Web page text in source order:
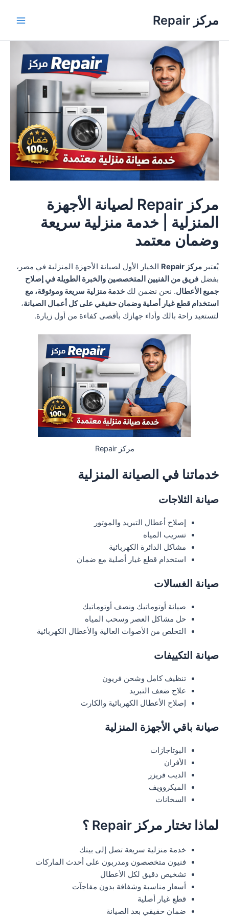
المحتوى
مركز Repair
مركز Repair لصيانة الأجهزة
المنزلية | خدمة منزلية سريعة
وضمان معتمد
يُعتبر مركز Repair
الخيار الأول لصيانة الأجهزة المنزلية في مصر،
بفضل فريق من الفنيين المتخصصين والخبرة الطويلة في إصلاح
جميع الأعطال. نحن نضمن لك خدمة منزلية سريعة وموثوقة، مع
استخدام قطع غيار أصلية وضمان حقيقي على كل أعمال الصيانة،
لتستعيد راحة بالك وأداء جهازك بأقصى كفاءة من أول زيارة.
مركز Repair
خدماتنا في الصيانة المنزلية
صيانة الثلاجات
إصلاح أعطال التبريد والموتور
تسريب المياه
مشاكل الدائرة الكهربائية
استخدام قطع غيار أصلية مع ضمان
صيانة الغسالات
صيانة أوتوماتيك ونصف أوتوماتيك
حل مشاكل العصر وسحب المياه
التخلص من الأصوات العالية والأعطال الكهربائية
صيانة التكييفات
تنظيف كامل وشحن فريون
علاج ضعف التبريد
إصلاح الأعطال الكهربائية والكارت
صيانة باقي الأجهزة المنزلية
البوتاجازات
الأفران
الديب فريزر
الميكروويف
السخانات
لماذا تختار مركز Repair ؟
خدمة منزلية سريعة تصل إلى بيتك
فنيون متخصصون ومدربون على أحدث الماركات
تشخيص دقيق لكل الأعطال
أسعار مناسبة وشفافة بدون مفاجآت
قطع غيار أصلية
ضمان حقيقي بعد الصيانة